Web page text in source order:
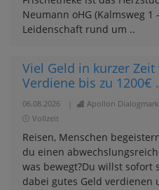
Neumann oHG (Kalmsweg
Leidenschaft rund um ..
Viel Geld in kurzer Zeit
Verdiene bis zu 1200€
06.08.2026 Apollon
Vollzeit
Reisen, Menschen
du einen
was bewegt?Du willst sofort
dabei gutes Geld verdienen